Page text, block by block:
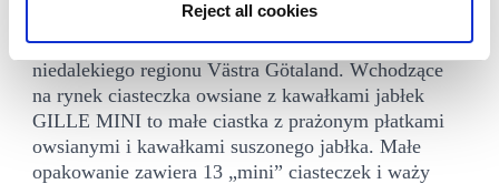
Reject all cookies
północnej części regionu Skåne, na samym południu
Szwecji, ale też owies na te ciastka pochodzi z pól
niedalekiego regionu Västra Götaland. Wchodzące
na rynek ciasteczka owsiane z kawałkami jabłek
GILLE MINI to małe ciastka z prażonym płatkami
owsianymi i kawałkami suszonego jabłka. Małe
opakowanie zawiera 13 „mini” ciasteczek i waży